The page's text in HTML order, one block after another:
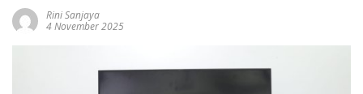
Rini Sanjaya
4 November 2025